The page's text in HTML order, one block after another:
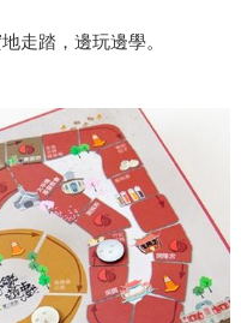
走踏，邊玩邊學。